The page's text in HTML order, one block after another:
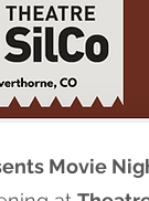
Movie